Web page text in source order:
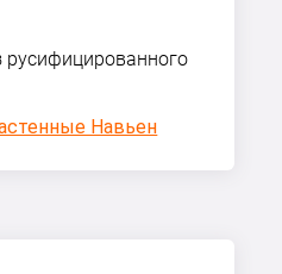
русифицированного
Навьен